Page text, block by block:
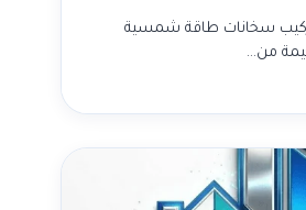
سخانات طاقة شمسية
من…